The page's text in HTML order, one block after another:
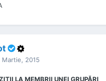
Martie, 2015
LA MEMBRII UNEI GRUPĂRI